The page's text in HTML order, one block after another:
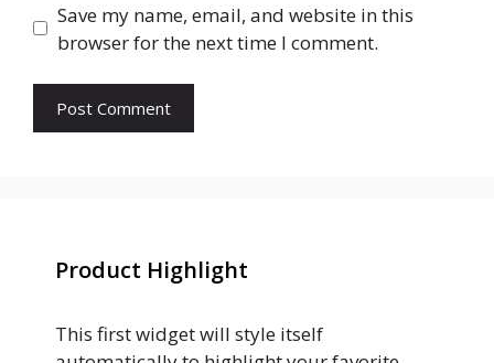
Save my name, email, and website in this
browser for the next time I comment.
Product Highlight
This first widget will style itself